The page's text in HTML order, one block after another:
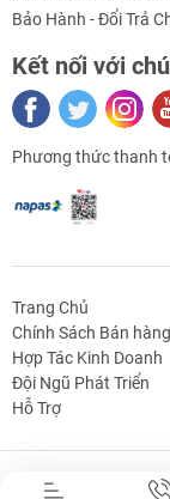
Định
Tải
Linh Kiện Siết -
Nối
Bảo Hành - Đổi Trả
Kết nối với
Phương thức thanh
Trang Chủ
Chính Sách Bán hàng
Hợp Tác Kinh Doanh
Đội Ngũ Phát Triển
Hỗ Trợ
Bản